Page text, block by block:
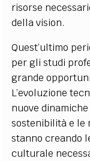
risorse
della vision.
Quest’ultimo
per gli studi
grande
L’evoluzione
nuove
sostenibilità e le
stanno creando
culturale